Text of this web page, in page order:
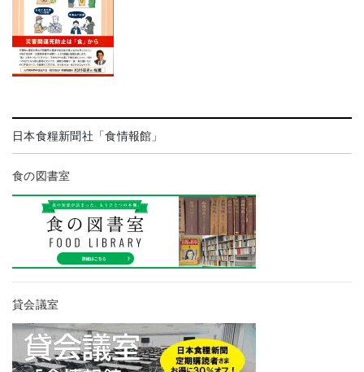
日本食糧新聞社「食情報館」
食の図書室
貸会議室